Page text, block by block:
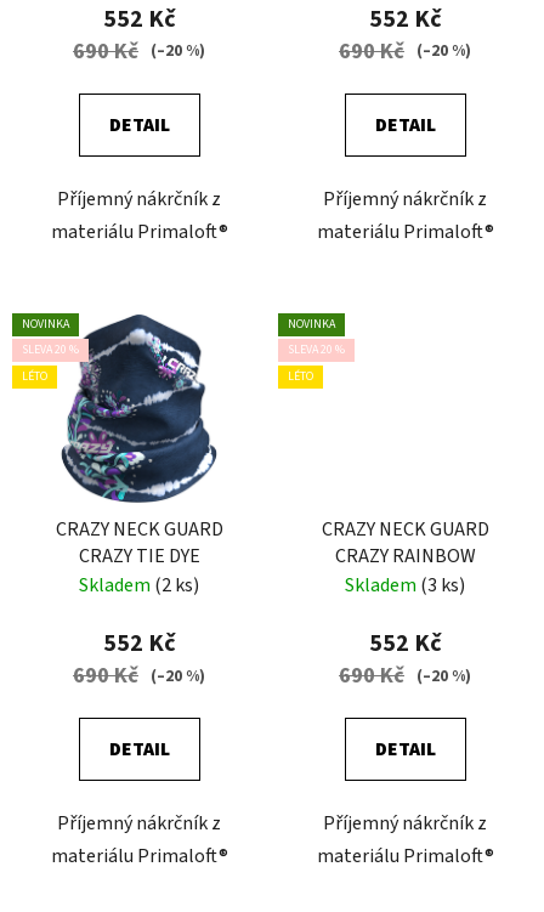
552 Kč
690 Kč (–20 %)
DETAIL
Příjemný nákrčník z
materiálu Primaloft®
552 Kč
690 Kč (–20 %)
DETAIL
Příjemný nákrčník z
materiálu Primaloft®
NOVINKA
SLEVA 20 %
LÉTO
CRAZY NECK GUARD
CRAZY TIE DYE
Skladem (2 ks)
552 Kč
690 Kč (–20 %)
DETAIL
Příjemný nákrčník z
materiálu Primaloft®
NOVINKA
SLEVA 20 %
LÉTO
CRAZY NECK GUARD
CRAZY RAINBOW
Skladem (3 ks)
552 Kč
690 Kč (–20 %)
DETAIL
Příjemný nákrčník z
materiálu Primaloft®